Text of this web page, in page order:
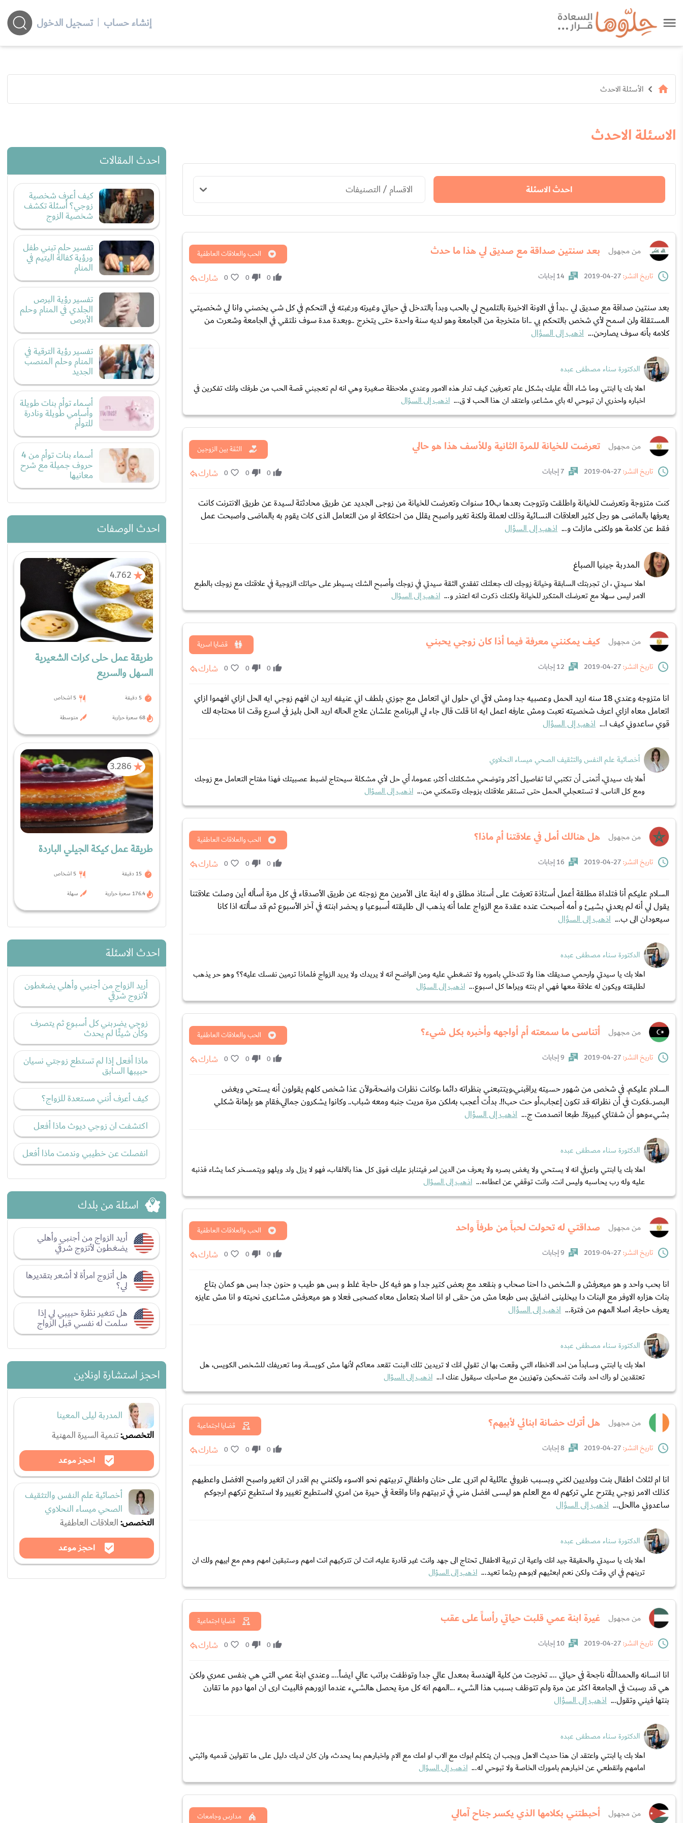
إنشاء حساب | تسجيل الدخول
الأسئلة الاحدث
الاسئلة الاحدث
احدث الاسئلة الاقسام / التصنيفات
من مجهول بعد سنتين صداقة مع صديق لي هذا ما حدث
الحب والعلاقات العاطفية
تاريخ النشر:
14 إجابات 0
0
0 شارك
بعد سنتين صداقة مع صديق لي ..بدأ في الاونة الاخيرة بالتلميح لي بالحب وبدأ بالتدخل في حياتي وغيرته ورغبته في التحكم في كل شي يخصني وانا لي شخصيتي
المستقلة ولن اسمح لأي شخص بالتحكم بي ..انا متخرجة من الجامعة وهو لديه سنة واحدة حتى يتخرج ..وبعدة مدة سوف نلتقي في الجامعة وشعرت من
كلامه بأنه سوف يصارحن... اذهب إلى السؤال
الدكتورة سناء مصطفى عبده
اهلا بك يا ابنتي وما شاء الله عليك بشكل عام تعرفين كيف تدار هذه الامور وعندي ملاحظة صغيرة وهي انه لم تعجبني قصة الحب من طرفك وانك تفكرين في
اخباره واحذري ان تبوحي له باي مشاعر، واعتقد ان هذا الحب لا ق... اذهب إلى السؤال
من مجهول تعرضت للخيانة للمرة الثانية وللأسف هذا هو حالي
الثقة بين الزوجين
تاريخ النشر:
7 إجابات 0
0
0 شارك
كنت متزوجة وتعرضت للخيانة واطلقت وتزوجت بعدها ب10 سنوات وتعرضت للخيانة من زوجى الجديد عن طريق محادثتة لسيدة عن طريق الانترنت كانت
يعرفها بالماضى هو رجل كثير العلاقات النسائية وذلك لعملة ولكنة تغير واصبح يقلل من احتكاكة او من التعامل الذى كات يقوم به بالماضى واصبحت عمل
فقط عن كلامة هو ولكنى مازلت و... اذهب إلى السؤال
المدربة جينيا الصباغ
اهلا سيدتي ، ان تجربتك السابقة وخيانة زوجك لك جعلتك تفقدي الثقة سيدتي في زوجك وأصبح الشك يسيطر على حياتك الزوجية في علاقتك مع زوجك بالطبع
الامر ليس سهلا مع تعرضك المتكرر للخيانة ولكنك ذكرت انه اعتذر و... اذهب إلى السؤال
من مجهول كيف يمكنني معرفة فيما أذا كان زوجي يحبني
قضايا اسرية
تاريخ النشر:
12 إجابات 0
0
0 شارك
انا متزوجه وعندي 18 سنه اريد الحمل وعصبيه جدا ومش لاقي اي حلول اني اتعامل مع جوزي بلطف اني عنيفه اريد ان افهم زوجي ايه الحل ازاي افهموا ازاي
اتعامل معاه ازاي اعرف شخصيته تعبت ومش عارفه اعمل ايه انا قلت قال جاء لي البرنامج علشان علاج الحاله اريد الحل بليز في اسرع وقت انا محتاجه لك
قوي ساعدوني كيف ا... اذهب إلى السؤال
أخصائية علم النفس والتثقيف الصحي ميساء النحلاوي
أهلا بك سيدتي، أتمنى أن تكتبي لنا تفاصيل أكثر وتوضحي مشكلتك أكثر، عموما، أي حل لأي مشكلة سيحتاج لضبط عصبيتك فهذا مفتاح التعامل مع زوجك
ومع كل الناس. لا تستعجلي الحمل حتى تستقر علاقتك بزوجك وتتمكني من... اذهب إلى السؤال
من مجهول هل هنالك أمل في علاقتنا أم ماذا؟
الحب والعلاقات العاطفية
تاريخ النشر:
16 إجابات 0
0
0 شارك
السلام عليكم أنا فتلداة مطلقة أعمل أستاذة تعرفت على أستاذ مطلق و له ابنة عانى الأمرين مع زوجته عن طريق الأصدقاء في كل مرة أسأله أين وصلت علاقتنا
يقول لي أنه لم يعدني بشيئ و أمه أصبحت عنده عقدة مع الزواج علما أنه يذهب الى طليقته أسبوعيا و يحضر ابنته في آخر الأسبوع ثم قد سألته اذا كانا
سيعودان الى ب... اذهب إلى السؤال
الدكتورة سناء مصطفى عبده
اهلا بك يا سيدتي وارحمي صديقك هذا ولا تتدخلي باموره ولا تضغطي عليه ومن الواضح انه لا يريدك ولا يريد الزواج فلماذا ترمين نفسك عليه؟؟ وهو حر يذهب
لطليقته ويكون له علاقة معها فهي ام بنته ويراها كل اسبوع... اذهب إلى السؤال
من مجهول أتناسى ما سمعته أم أواجهه وأخبره بكل شيء؟
الحب والعلاقات العاطفية
تاريخ النشر:
9 إجابات 0
0
0 شارك
السلام عليكم. في شخص من شهور حسيته يراقبني،ويتتبعني بنظراته دائما ،وكانت نظرات واضحة،ولأن عذا شخص كلهم يقولون أنه يستحي ويغض
البصر..فكرت في أن نظراته قد تكون إعجاب،أو حت حب!!. بدأت أعجب به،لكن مرة مريت جنبه ومعه شباب.. وكانوا يشكرون جمالي،فقام هو بإهانة شكلي
بشيء،وهو أن شفتاي كبيرة!. طبعا انصدمت ج... اذهب إلى السؤال
الدكتورة سناء مصطفى عبده
اهلا بك يا ابنتي واعرفي انه لا يستحي ولا يغض بصره ولا يعرف من الدين امر فيتنابز عليك فوق كل هذا بالالقاب، فهو لا يزل ولد ويلهو ويتمسخر كما يشاء فذنبه
عليه وله رب يحاسبه وليس انت. وانت توقفي عن اعطاءه... اذهب إلى السؤال
من مجهول صداقتي له تحولت لحباً من طرفاً واحد
الحب والعلاقات العاطفية
تاريخ النشر:
9 إجابات 0
0
0 شارك
انا بحب واحد و هو ميعرفش و الشخص دا احنا صحاب و بنقعد مع بعض كتير جدا و هو فيه كل حاجة غلط و بس هو طيب و حنون جدا بس هو كمان بتاع
بنات هزاره الاوفر مع البنات دا بيخلينى اضايق بس طبعا مش من حقى او انا اصلا بتعامل معاه كصحبى فعلا و هو ميعرفش مشاعرى نحيته و انا مش عايزه
يعرف حاجة، اصلا المهم من فترة... اذهب إلى السؤال
الدكتورة سناء مصطفى عبده
اهلا بك يا ابنتي وسابدأ من احد الاخطاء التي وقعت بها ان تقولي انك لا تريدين تلك البنت تقعد معاكم لأنها مش كويسة، وما تعريفك للشخص الكويس، هل
تعتقدين لو راك احد وانت تضحكين وتهزرين مع صاحبك سيقول عنك ا... اذهب إلى السؤال
من مجهول هل أترك حضانة ابنائي لأبيهم؟
قضايا اجتماعية
تاريخ النشر:
8 إجابات 0
0
0 شارك
انا ام لثلاث اطفال بنت وولديين لكني وبسبب ظروفي عائلية لم اتربى على حنان واطفالي تربيتهم نحو الاسوء ولكنني بم اقدر ان اتغير واصبح الافضل واعطيهم
كذلك الامر زوجي يقترح علي تركهم له مع العلم هو ليسى افضل مني في تربيتهم وانا واقعة في حيرة من امري لااستطيع تغيير ولا استطيع تركهم ارجوكم
ساعدوني ماالحل... اذهب إلى السؤال
الدكتورة سناء مصطفى عبده
اهلا بك يا سيدتي والحقيقة جيد انك واعية ان تربية الاطفال تحتاج الى جهد وانت غير قادرة عليه، انت لن تتركيهم انت امهم وستبقين امهم وهم مع ابيهم ولك ان
ترينهم في اي وقت ولكن نعم ابعثيهم لابوهم ريثما تعيد... اذهب إلى السؤال
من مجهول غيرة ابنة عمي قلبت حياتي رأساً على عقب
قضايا اجتماعية
تاريخ النشر:
10 إجابات 0
0
0 شارك
انا انسانه والحمدالله ناجحة في حياتي .... تخرجت من كلية الهندسة بمعدل عالي جدا وتوظفت براتب عالي ايضاً.... وعندي ابنة عمي التي هي بنفس عمري ولكن
هي قد رسبت في الجامعة اكثر عن مرة ولم تتوظف بسبب هذا الشيء ...المهم انه كل مرة يحصل هالشيء عندما ازورهم فالبيت ارى ان امها دوم ما تقارن
بنتها فيني وتقول... اذهب إلى السؤال
الدكتورة سناء مصطفى عبده
اهلا بك يا ابنتي واعتقد ان هذا حديث الاهل ويجب ان يتكلم ابوك مع الاب او امك مع الام واخبارهم بما يحدث، وان كان لديك دليل على ما تقولين قدميه واثبتي
امامهم وانقطعي عن اخبارهم بامورك الخاصة ولا تبوحي له... اذهب إلى السؤال
من مجهول أحبطتني بكلامها الذي يكسر جناح آمالي مدارس وجامعات
احدث المقالات
كيف أعرف شخصية
زوجي؟ أسئلة تكشف
شخصية الزوج
تفسير حلم تبني طفل
ورؤية كفالة اليتيم في
المنام
تفسير رؤية البرص
الجلدي في المنام وحلم
الأبرص
تفسير رؤية الترقية في
المنام وحلم المنصب
الجديد
أسماء توأم بنات طويلة
وأسامي طويلة ونادرة
للتوأم
أسماء بنات توأم من 4
حروف جميلة مع شرح
معانيها
احدث الوصفات
4.762
طريقة عمل حلى كرات الشعيرية
السهل والسريع
5 دقيقة 5 اشخاص
68 سعرة حرارية متوسطة
3.286
طريقة عمل كيكة الجيلي الباردة
15 دقيقة 5 اشخاص
176.4 سعرة حرارية سهلة
احدث الاسئلة
أريد الزواج من أجنبي وأهلي يضغطون
لأتزوج شرقي
زوجي يضربني كل أسبوع ثم يتصرف
وكأن شيئًا لم يحدث
ماذا أفعل إذا لم تستطع زوجتي نسيان
حبيبها السابق
كيف أعرف أنني مستعدة للزواج؟
اكتشفت ان زوجي ديوث ماذا أفعل
انفصلت عن خطيبي وندمت ماذا أفعل
اسئلة من بلدك
أريد الزواج من أجنبي وأهلي
يضغطون لأتزوج شرقي
هل أتزوج امرأة لا أشعر بتقديرها
لي؟
هل تتغير نظرة حبيبي لي إذا
سلمت له نفسي قبل الزواج
احجز استشارة اونلاين
المدربة ليلى المعينا
التخصص:تنمية السيرة المهنية
احجز موعد
أخصائية علم النفس والتثقيف
الصحي ميساء النحلاوي
التخصص:العلاقات العاطفية
احجز موعد